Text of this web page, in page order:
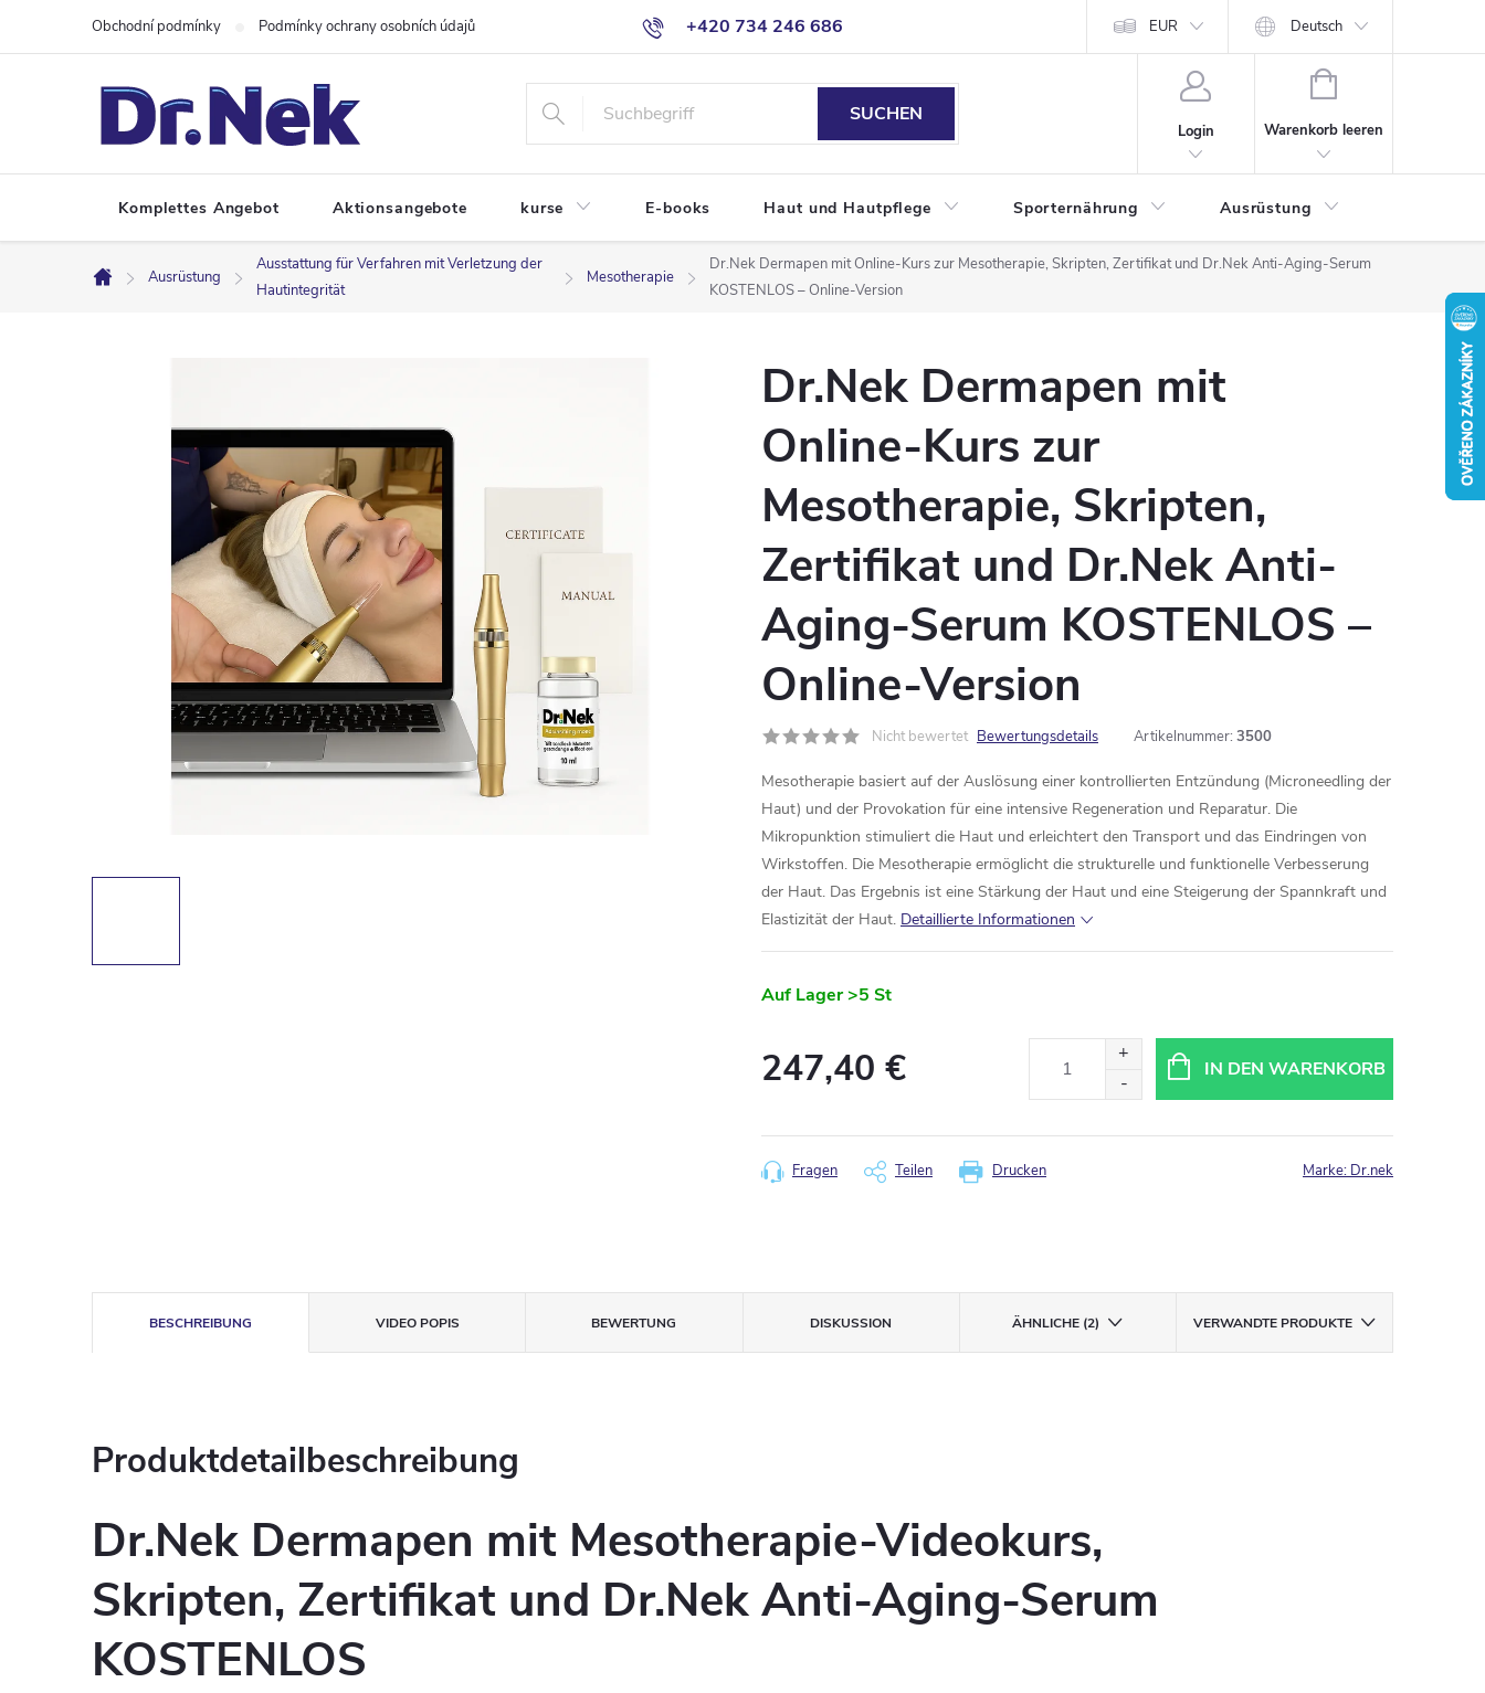
+420 734 246 686
Obchodní podmínky Podmínky ochrany osobních údajů EUR Deutsch
SUCHEN
Login
WARENKORB
Warenkorb leeren
Komplettes Angebot Aktionsangebote kurse E-books Haut und Hautpflege Sporternährung Ausrüstung
Startseite
Ausrüstung
Ausstattung für Verfahren mit Verletzung der
Hautintegrität
Mesotherapie
Dr.Nek Dermapen mit Online-Kurs zur Mesotherapie, Skripten, Zertifikat und Dr.Nek Anti-Aging-Serum
KOSTENLOS – Online-Version
Dr.Nek Dermapen mit
Online-Kurs zur
Mesotherapie, Skripten,
Zertifikat und Dr.Nek Anti-
Aging-Serum KOSTENLOS –
Online-Version
Nicht bewertet Bewertungsdetails Artikelnummer: 3500
Mesotherapie basiert auf der Auslösung einer kontrollierten Entzündung (Microneedling der
Haut) und der Provokation für eine intensive Regeneration und Reparatur. Die
Mikropunktion stimuliert die Haut und erleichtert den Transport und das Eindringen von
Wirkstoffen. Die Mesotherapie ermöglicht die strukturelle und funktionelle Verbesserung
der Haut. Das Ergebnis ist eine Stärkung der Haut und eine Steigerung der Spannkraft und
Elastizität der Haut. Detaillierte Informationen
Auf Lager>5 St
247,40 € IN DEN WARENKORB
Drucken
Fragen Teilen Marke: Dr.nek
BESCHREIBUNG VIDEO POPIS BEWERTUNG DISKUSSION ÄHNLICHE (2) VERWANDTE PRODUKTE
Produktdetailbeschreibung
Dr.Nek Dermapen mit Mesotherapie-Videokurs,
Skripten, Zertifikat und Dr.Nek Anti-Aging-Serum
KOSTENLOS